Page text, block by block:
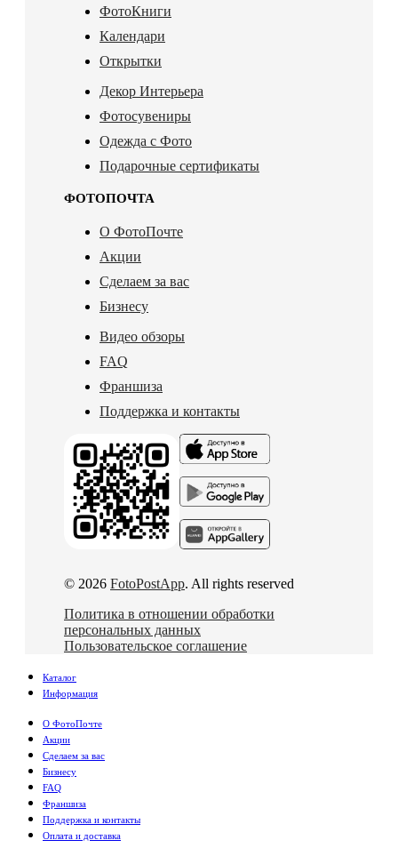
ФотоКниги
Календари
Открытки
Декор Интерьера
Фотосувениры
Одежда с Фото
Подарочные сертификаты
ФОТОПОЧТА
О ФотоПочте
Акции
Сделаем за вас
Бизнесу
Видео обзоры
FAQ
Франшиза
Поддержка и контакты
© 2026 FotoPostApp. All rights reserved
Политика в отношении обработки
персональных данных
Пользовательское соглашение
Каталог
Информация
О ФотоПочте
Акции
Сделаем за вас
Бизнесу
FAQ
Франшиза
Поддержка и контакты
Оплата и доставка